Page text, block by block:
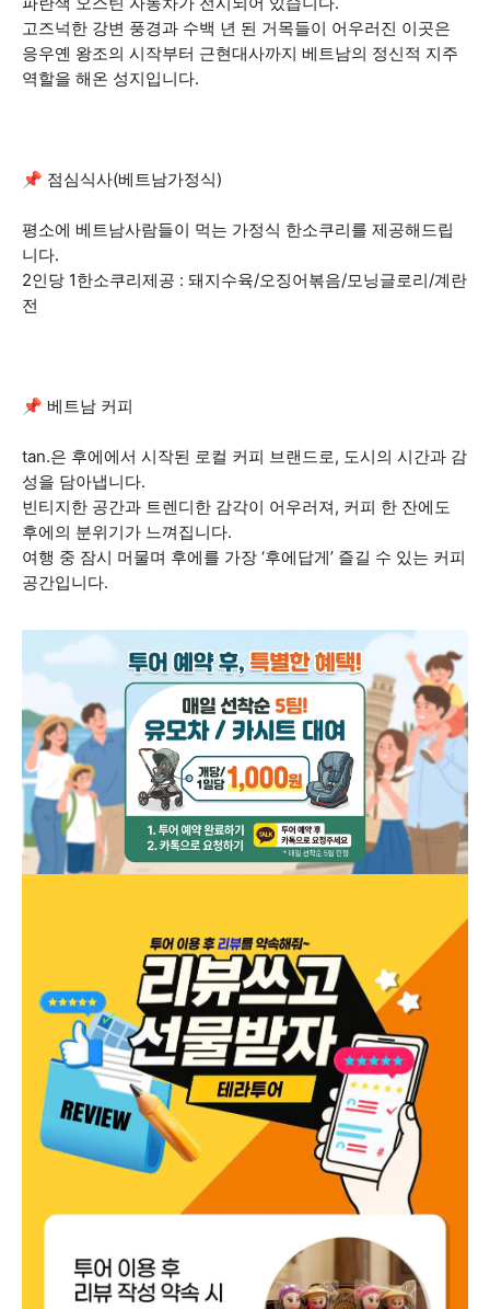
고즈넉한 강변 풍경과 수백 년 된 거목들이 어우러진 이곳은
응우옌 왕조의 시작부터 근현대사까지 베트남의 정신적 지주
역할을 해온 성지입니다.
📌 점심식사(베트남가정식)
평소에 베트남사람들이 먹는 가정식 한소쿠리를 제공해드립
니다.
2인당 1한소쿠리제공 : 돼지수육/오징어볶음/모닝글로리/계란
전
📌 베트남 커피
tan.은 후에에서 시작된 로컬 커피 브랜드로, 도시의 시간과 감
성을 담아냅니다.
빈티지한 공간과 트렌디한 감각이 어우러져, 커피 한 잔에도
후에의 분위기가 느껴집니다.
여행 중 잠시 머물며 후에를 가장 ‘후에답게’ 즐길 수 있는 커피
공간입니다.